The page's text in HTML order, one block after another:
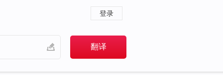
登录